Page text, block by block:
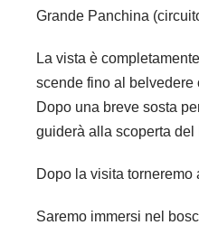
Grande Panchina
La vista è
scende fino al belvedere
Dopo una breve sosta
guiderà alla scoperta
Dopo la visita
Saremo immersi nel